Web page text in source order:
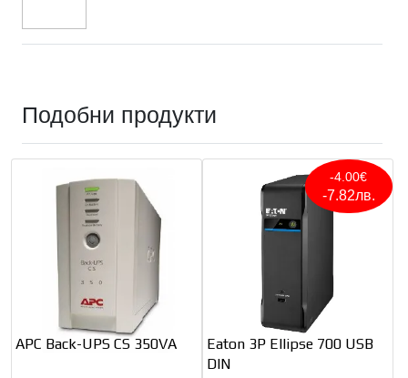
Подобни продукти
APC Back-UPS CS 350VA
-4.00€
-7.82лв.
Eaton 3P Ellipse 700 USB
DIN